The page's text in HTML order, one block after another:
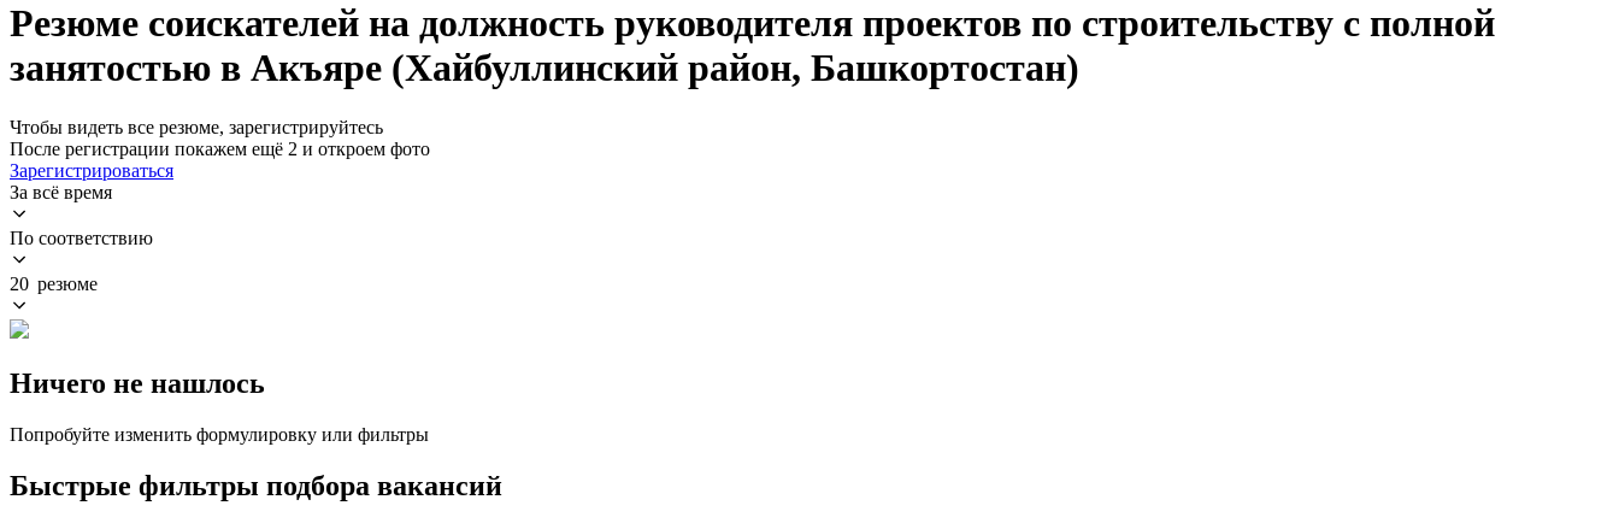
Резюме соискателей на должность руководителя проектов по строительству с полной
занятостью в Акъяре (Хайбуллинский район, Башкортостан)
Чтобы видеть все резюме, зарегистрируйтесь
После регистрации покажем ещё 2 и откроем фото
Зарегистрироваться
За всё время
По соответствию
20 резюме
Ничего не нашлось
Попробуйте изменить формулировку или фильтры
Быстрые фильтры подбора вакансий